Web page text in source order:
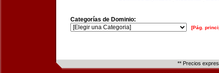
Categorías de Dominio:
[Pág.
** Precios